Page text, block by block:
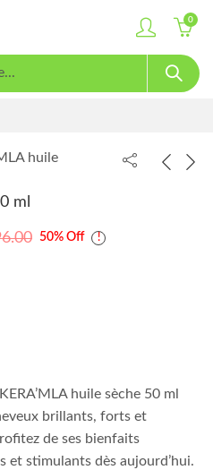
0
huile
ml
50% Off
huile sèche 50 ml
brillants, forts et
de ses bienfaits
et stimulants dès aujourd’hui.